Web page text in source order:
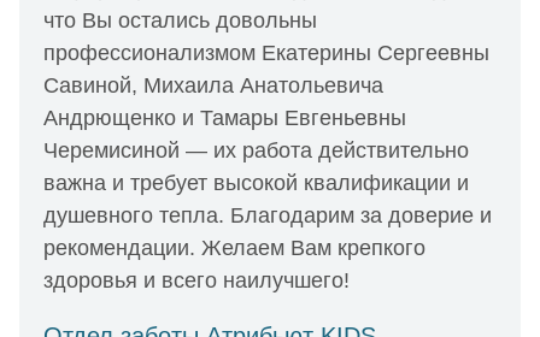
что Вы остались довольны
профессионализмом Екатерины Сергеевны
Савиной, Михаила Анатольевича
Андрющенко и Тамары Евгеньевны
Черемисиной — их работа действительно
важна и требует высокой квалификации и
душевного тепла. Благодарим за доверие и
рекомендации. Желаем Вам крепкого
здоровья и всего наилучшего!